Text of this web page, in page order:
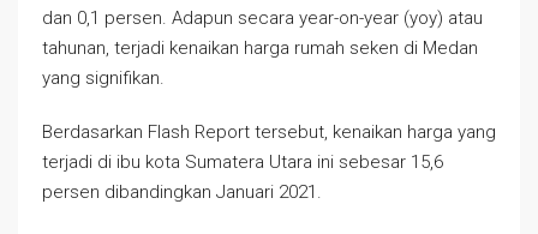
dan 0,1 persen. Adapun secara year-on-year (yoy) atau
tahunan, terjadi kenaikan harga rumah seken di Medan
yang signifikan.
Berdasarkan Flash Report tersebut, kenaikan harga yang
terjadi di ibu kota Sumatera Utara ini sebesar 15,6
persen dibandingkan Januari 2021.